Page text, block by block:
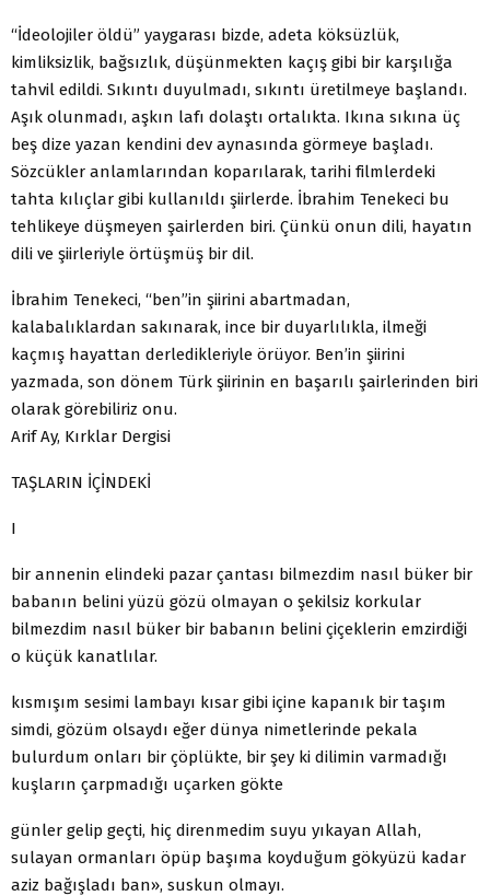
“İdeolojiler öldü” yaygarası bizde, adeta köksüzlük,
kimliksizlik, bağsızlık, düşünmekten kaçış gibi bir karşılığa
tahvil edildi. Sıkıntı duyulmadı, sıkıntı üretilmeye başlandı.
Aşık olunmadı, aşkın lafı dolaştı ortalıkta. Ikına sıkına üç
beş dize yazan kendini dev aynasında görmeye başladı.
Sözcükler anlamlarından koparılarak, tarihi filmlerdeki
tahta kılıçlar gibi kullanıldı şiirlerde. İbrahim Tenekeci bu
tehlikeye düşmeyen şairlerden biri. Çünkü onun dili, hayatın
dili ve şiirleriyle örtüşmüş bir dil.
İbrahim Tenekeci, “ben”in şiirini abartmadan,
kalabalıklardan sakınarak, ince bir duyarlılıkla, ilmeği
kaçmış hayattan derledikleriyle örüyor. Ben’in şiirini
yazmada, son dönem Türk şiirinin en başarılı şairlerinden biri
olarak görebiliriz onu.
Arif Ay, Kırklar Dergisi
TAŞLARIN İÇİNDEKİ
I
bir annenin elindeki pazar çantası bilmezdim nasıl büker bir
babanın belini yüzü gözü olmayan o şekilsiz korkular
bilmezdim nasıl büker bir babanın belini çiçeklerin emzirdiği
o küçük kanatlılar.
kısmışım sesimi lambayı kısar gibi içine kapanık bir taşım
simdi, gözüm olsaydı eğer dünya nimetlerinde pekala
bulurdum onları bir çöplükte, bir şey ki dilimin varmadığı
kuşların çarpmadığı uçarken gökte
günler gelip geçti, hiç direnmedim suyu yıkayan Allah,
sulayan ormanları öpüp başıma koyduğum gökyüzü kadar
aziz bağışladı ban», suskun olmayı.